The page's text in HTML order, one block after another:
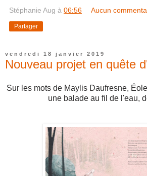
Stéphanie Aug à 06:56 Aucun
Partager
vendredi 18 janvier 2019
Nouveau projet en quête
Sur les mots de Maylis Daufresne,
une balade au fil de l'eau,